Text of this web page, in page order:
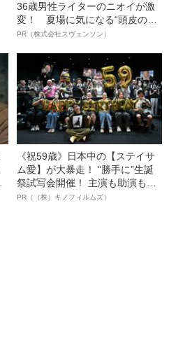
36歳男性ライターのニオイが激
変！ 夏場に気になる“頭皮のニ
オイ”や“ベタつき”を解消す
ト”が生み出した徹底ケアとは
PR（株式会社スヴェンソン）
《祝59歳》日本中の【ステイサ
ム愛】が大暴走！ “勝手に”生誕
祭試写会開催！ 主演も助演も全
部ステイサム！「ステサミー
PR（（株）キノフィルムズ）